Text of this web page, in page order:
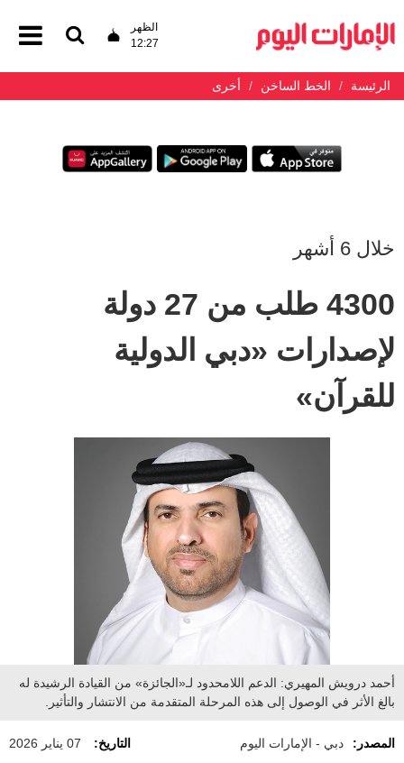
الظهر
12:27
الرئيسة الخط الساخن أخرى
خلال 6 أشهر
4300 طلب من 27 دولة
لإصدارات «دبي الدولية
للقرآن»
أحمد درويش المهيري: الدعم اللامحدود لـ«الجائزة» من القيادة الرشيدة له
بالغ الأثر في الوصول إلى هذه المرحلة المتقدمة من الانتشار والتأثير.
المصدر: دبي - الإمارات اليوم التاريخ: 07 يناير 2026